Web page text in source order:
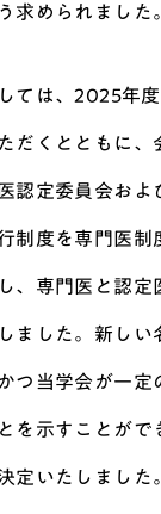
求められました
ては、2025年
だくとともに、
認定委員会およ
制度を専門医制
、専門医と認定
ました。新しい
つ当学会が一定
を示すことがで
定いたしました